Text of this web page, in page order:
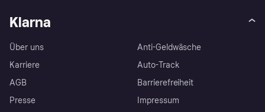
Klarna
Über uns
Karriere
AGB
Presse
Anti-Geldwäsche
Auto-Track
Barrierefreiheit
Impressum